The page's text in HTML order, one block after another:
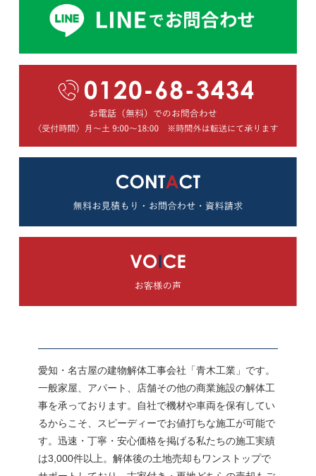
愛知・名古屋の建物解体工事会社「青木工業」です。
一般家屋、アパート、店舗その他の商業施設の解体工
事を承っております。自社で機材や車両を保有してい
るからこそ、スピーディーでお値打ちな施工が可能で
す。迅速・丁寧・安心価格を掲げる私たちの施工実績
は3,000件以上。解体後の土地売却もワンストップで